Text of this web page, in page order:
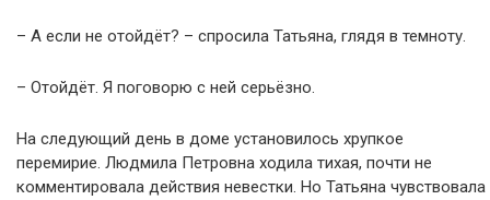
– А если не отойдёт? – спросила Татьяна, глядя в темноту.
– Отойдёт. Я поговорю с ней серьёзно.
На следующий день в доме установилось хрупкое
перемирие. Людмила Петровна ходила тихая, почти не
комментировала действия невестки. Но Татьяна чувствовала